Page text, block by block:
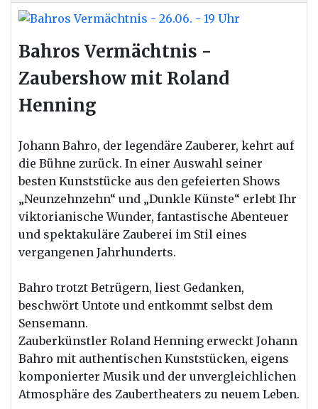
Bahros Vermächtnis -
Zaubershow mit Roland
Henning
Johann Bahro, der legendäre Zauberer, kehrt auf
die Bühne zurück. In einer Auswahl seiner
besten Kunststücke aus den gefeierten Shows
„Neunzehnzehn“ und „Dunkle Künste“ erlebt Ihr
viktorianische Wunder, fantastische Abenteuer
und spektakuläre Zauberei im Stil eines
vergangenen Jahrhunderts.
Bahro trotzt Betrügern, liest Gedanken,
beschwört Untote und entkommt selbst dem
Sensemann.
Zauberkünstler Roland Henning erweckt Johann
Bahro mit authentischen Kunststücken, eigens
komponierter Musik und der unvergleichlichen
Atmosphäre des Zaubertheaters zu neuem Leben.